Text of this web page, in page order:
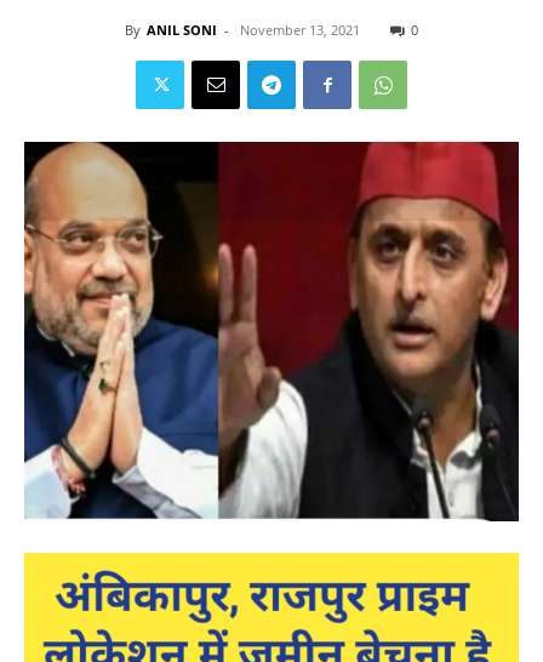
By ANIL SONI - November 13, 2021 0